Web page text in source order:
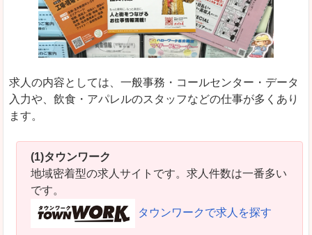
求人の内容としては、一般事務・コールセンター・データ
入力や、飲食・アパレルのスタッフなどの仕事が多くあり
ます。
(1)タウンワーク
地域密着型の求人サイトです。求人件数は一番多い
です。
タウンワークで求人を探す